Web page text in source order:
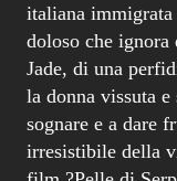
italiana
doloso che ignora
Jade, di una
la donna vissuta
sognare e a dare
irresistibile della